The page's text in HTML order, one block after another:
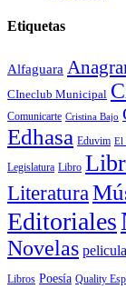
Etiquetas
Alfaguara
CIneclub Municipal
Comunicarte Cristina Bajo
Edhasa Eduvim El
Legislatura Libro
Literatura
Editoriales
Novelas pelicula
Libros Poesía Quality